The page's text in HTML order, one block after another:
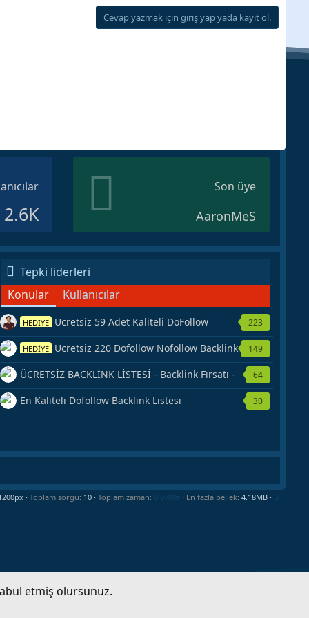
Cevap yazmak için giriş yap yada kayıt ol.
2.6K
Son üye
AaronMeS
Tepki liderleri
Konular
Kullanıcılar
HEDİYE Ücretsiz 59 Adet Kaliteli DoFollow
Backlink Kaynağı Veriyorum.
223
HEDİYE Ücretsiz 220 Dofollow Nofollow Backlink
Veriyorum
149
ÜCRETSİZ BACKLİNK LİSTESİ - Backlink Fırsatı -
Hemen Yetiş!
64
En Kaliteli Dofollow Backlink Listesi 30
Toplam sorgu 10 Toplam zaman 0.0799s En fazla bellek 4.18MB
etmiş olursunuz.